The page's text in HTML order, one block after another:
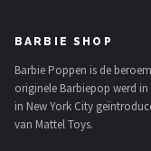
BARBIE SHOP
Barbie Poppen is de
originele Barbiepop werd
in New York City
van Mattel Toys.